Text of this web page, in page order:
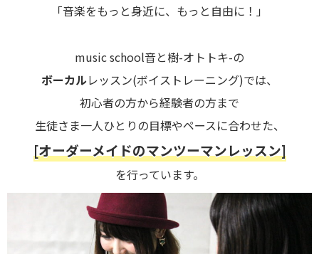
「音楽をもっと身近に、もっと自由に！」
music school音と樹-オトトキ-の
ボーカルレッスン(ボイストレーニング)では、
初心者の方から経験者の方まで
生徒さま一人ひとりの目標やペースに合わせた、
[オーダーメイドのマンツーマンレッスン]
を行っています。